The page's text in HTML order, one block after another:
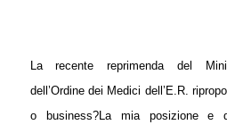
La recente reprimenda del
dell’Ordine dei Medici dell’E.R.
o business?La mia posizione e